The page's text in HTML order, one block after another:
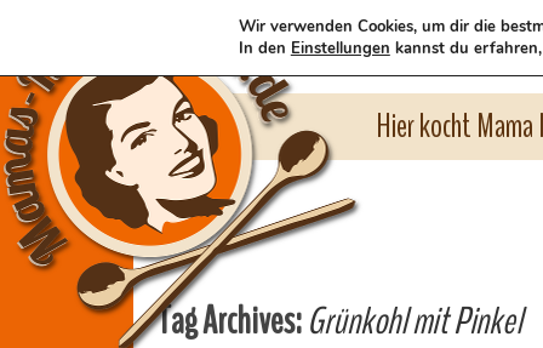
Hier kocht
Tag Archives:Grünkohl mit Pinkel
Wir verwenden Cookies, um dir die
In den Einstellungen kannst du